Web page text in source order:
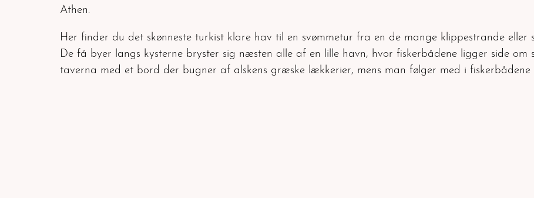
Athen.
Her finder du det skønneste turkist klare hav til en svømmetur fra en de mange klippestrande
De få byer langs kysterne bryster sig næsten alle af en lille havn, hvor fiskerbådene ligger side
taverna med et bord der bugner af alskens græske lækkerier, mens man følger med i